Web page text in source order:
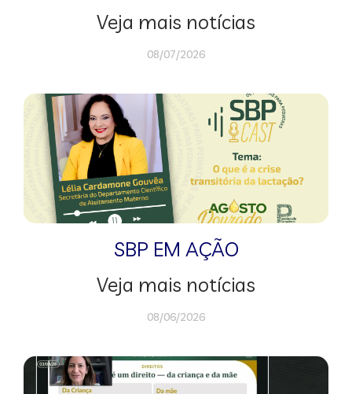
Veja mais notícias
08/07/2026
SBP EM AÇÃO
Veja mais notícias
08/06/2026